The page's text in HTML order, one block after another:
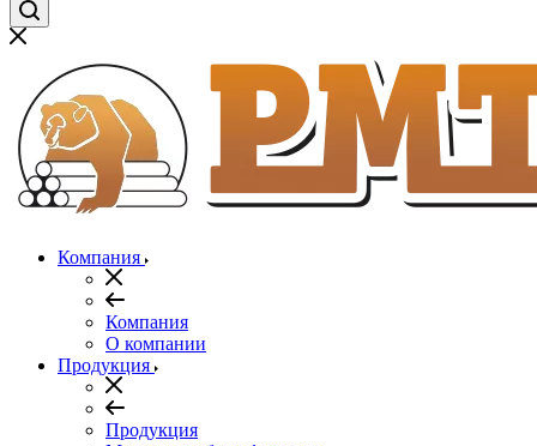
Компания
Компания
О компании
Продукция
Продукция